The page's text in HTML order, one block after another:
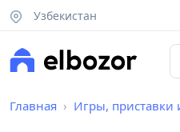
Узбекистан
Главная Игры,